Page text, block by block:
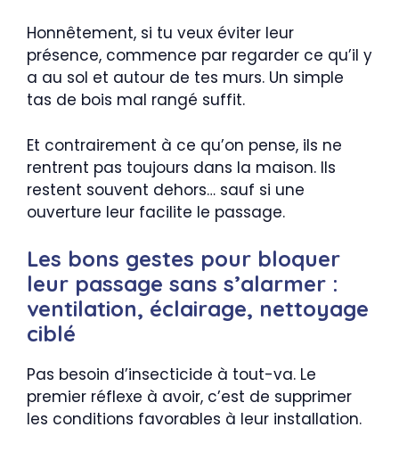
Honnêtement, si tu veux éviter leur
présence, commence par regarder ce qu’il y
a au sol et autour de tes murs. Un simple
tas de bois mal rangé suffit.
Et contrairement à ce qu’on pense, ils ne
rentrent pas toujours dans la maison. Ils
restent souvent dehors… sauf si une
ouverture leur facilite le passage.
Les bons gestes pour bloquer
leur passage sans s’alarmer :
ventilation, éclairage, nettoyage
ciblé
Pas besoin d’insecticide à tout-va. Le
premier réflexe à avoir, c’est de supprimer
les conditions favorables à leur installation.